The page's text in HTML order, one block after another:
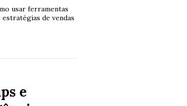
usar ferramentas
estratégias de vendas
e